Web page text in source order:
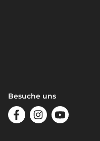
Besuche uns